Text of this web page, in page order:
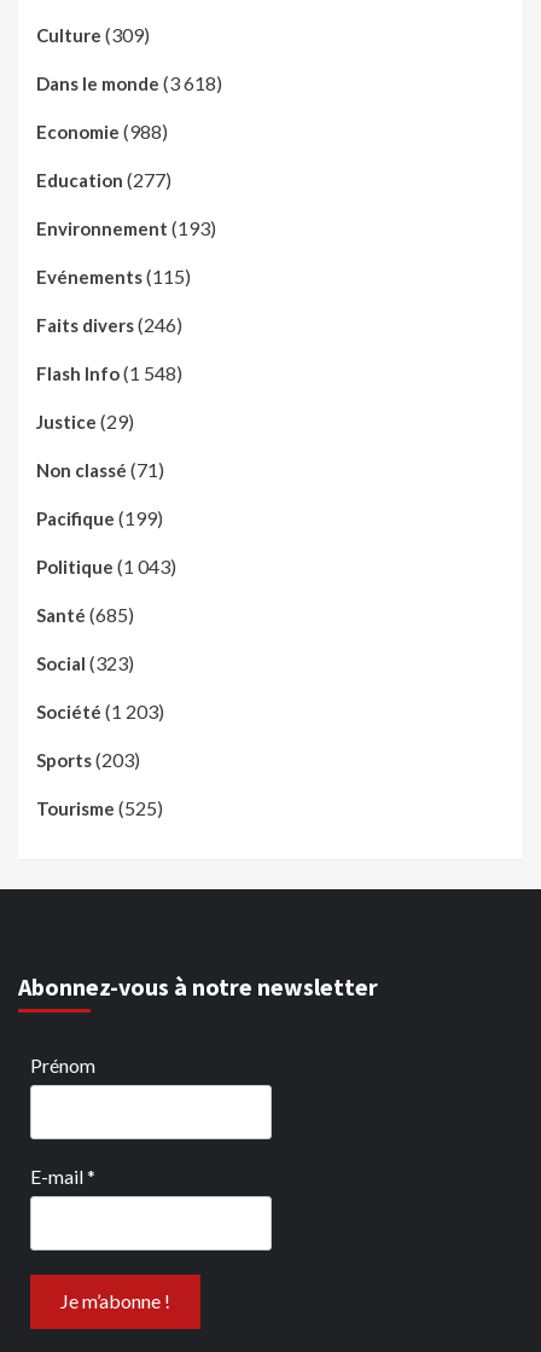
Culture (309)
Dans le monde (3 618)
Economie (988)
Education (277)
Environnement (193)
Evénements(115)
Faits divers(246)
Flash Info(1 548)
Justice (29)
Non classé (71)
Pacifique (199)
Politique (1 043)
Santé (685)
Social (323)
Société (1 203)
Sports(203)
Tourisme (525)
Abonnez-vous à notre newsletter
Prénom
E-mail*